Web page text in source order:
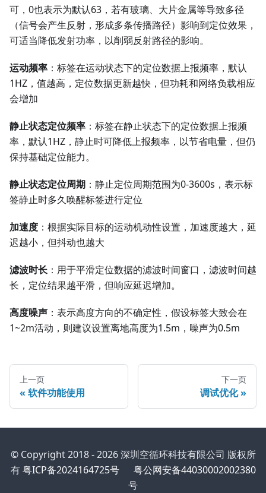
可，0也表示为默认63，若有玻璃、大片金属等导致多径
（信号会产生反射，形成多条传播路径）影响到定位效果，
可适当降低发射功率，以削弱反射路径的影响。
运动频率 ：标签在运动状态下的定位数据上报频率，默认
1HZ，值越高，定位数据更新越快，但功耗和网络负载相应
会增加
静止状态定位频率 ：标签在静止状态下的定位数据上报频
率，默认1HZ，静止时可降低上报频率，以节省电量，但仍
保持基础定位能力。
静止状态定位周期 ：静止定位周期范围为0-3600s，表示标
签静止时多久唤醒标签进行定位
加速度 ：根据实际目标的运动机动性设置，加速度越大，延
迟越小，但抖动也越大
滤波时长 ：用于平滑定位数据的滤波时间窗口，滤波时间越
长，定位结果越平滑，但响应延迟增加。
高度噪声 ：表示高度方向的不确定性，假设标签大致会在
1~2m活动，则建议设置离地高度为1.5m，噪声为0.5m
上一页
软件功能使用
下一页
调试优化
© Copyright 2018 - 2026 深圳空循环科技有限公司 版权所
有粤ICP备2024164725号
粤公网安备44030002002380
号